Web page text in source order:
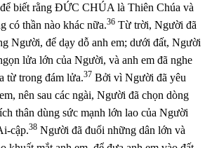
biết rằng ĐỨC CHÚA là Thiên Chúa và
có thần nào khác nữa.36 Từ trời, Người đã
Người, để dạy dỗ anh em; dưới đất, Người
lửa lớn của Người, và anh em đã nghe
từ trong đám lửa.37 Bởi vì Người đã yêu
nên sau các ngài, Người đã chọn dòng
thân dùng sức mạnh lớn lao của Người
cập.38 Người đã đuổi những dân lớn và